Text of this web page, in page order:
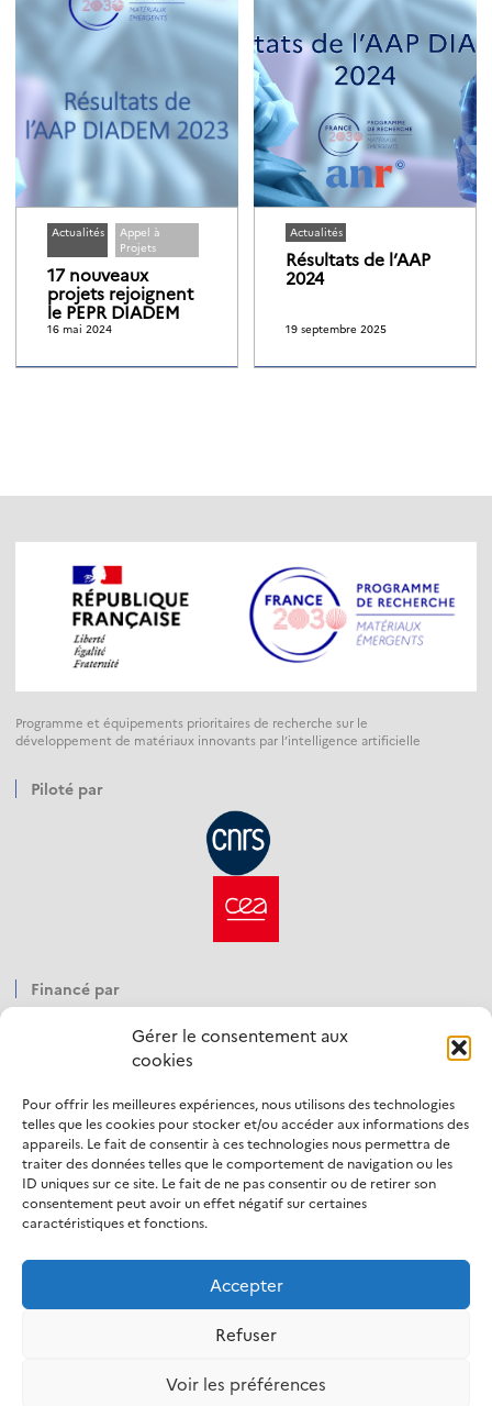
Gérer le consentement aux
cookies
Pour offrir les meilleures expériences, nous utilisons des technologies
telles que les cookies pour stocker et/ou accéder aux informations des
appareils. Le fait de consentir à ces technologies nous permettra de
traiter des données telles que le comportement de navigation ou les
ID uniques sur ce site. Le fait de ne pas consentir ou de retirer son
consentement peut avoir un effet négatif sur certaines
caractéristiques et fonctions.
Accepter
Refuser
Voir les préférences
Actualités
Appel à
Projets
17 nouveaux
projets rejoignent
le PEPR DIADEM
16 mai 2024
Actualités
Résultats de l’AAP
2024
19 septembre 2025
Programme et équipements prioritaires de recherche sur le
développement de matériaux innovants par l’intelligence artificielle
Piloté par
Financé par
Opéré par
LinkedIn
Mentions légales
Protection des données personnelles